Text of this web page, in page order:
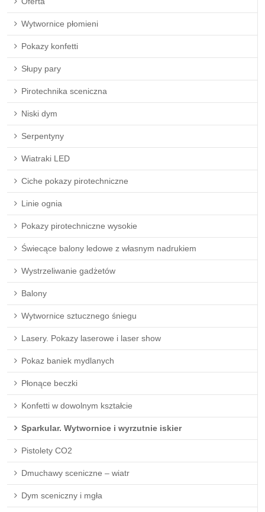
Wytwornice płomieni
Pokazy konfetti
Słupy pary
Pirotechnika sceniczna
Niski dym
Serpentyny
Wiatraki LED
Ciche pokazy pirotechniczne
Linie ognia
Pokazy pirotechniczne wysokie
Świecące balony ledowe z własnym nadrukiem
Wystrzeliwanie gadżetów
Balony
Wytwornice sztucznego śniegu
Lasery. Pokazy laserowe i laser show
Pokaz baniek mydlanych
Płonące beczki
Konfetti w dowolnym kształcie
Sparkular. Wytwornice i wyrzutnie iskier
Pistolety CO2
Dmuchawy sceniczne – wiatr
Dym sceniczny i mgła